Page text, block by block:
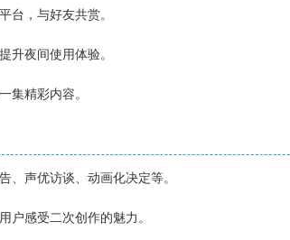
台，与好友共赏。
升夜间使用体验。
集精彩内容。
、声优访谈、动画化决定等。
户感受二次创作的魅力。